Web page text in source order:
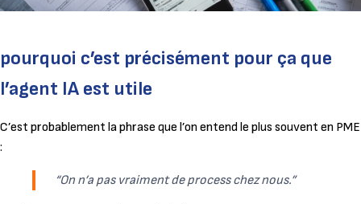
pourquoi c’est précisément pour ça que
l’agent IA est utile
C’est probablement la phrase que l’on entend le plus souvent en PME
:
“On n’a pas vraiment de process chez nous.”